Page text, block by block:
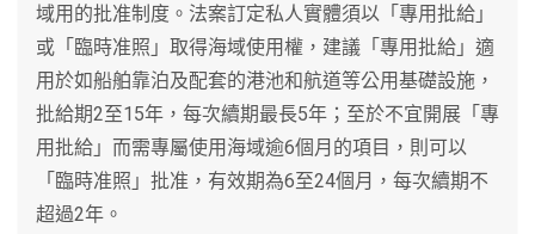
域用的批准制度。法案訂定私人實體須以「專用批給」
或「臨時准照」取得海域使用權，建議「專用批給」適
用於如船舶靠泊及配套的港池和航道等公用基礎設施，
批給期2至15年，每次續期最長5年；至於不宜開展「專
用批給」而需專屬使用海域逾6個月的項目，則可以
「臨時准照」批准，有效期為6至24個月，每次續期不
超過2年。